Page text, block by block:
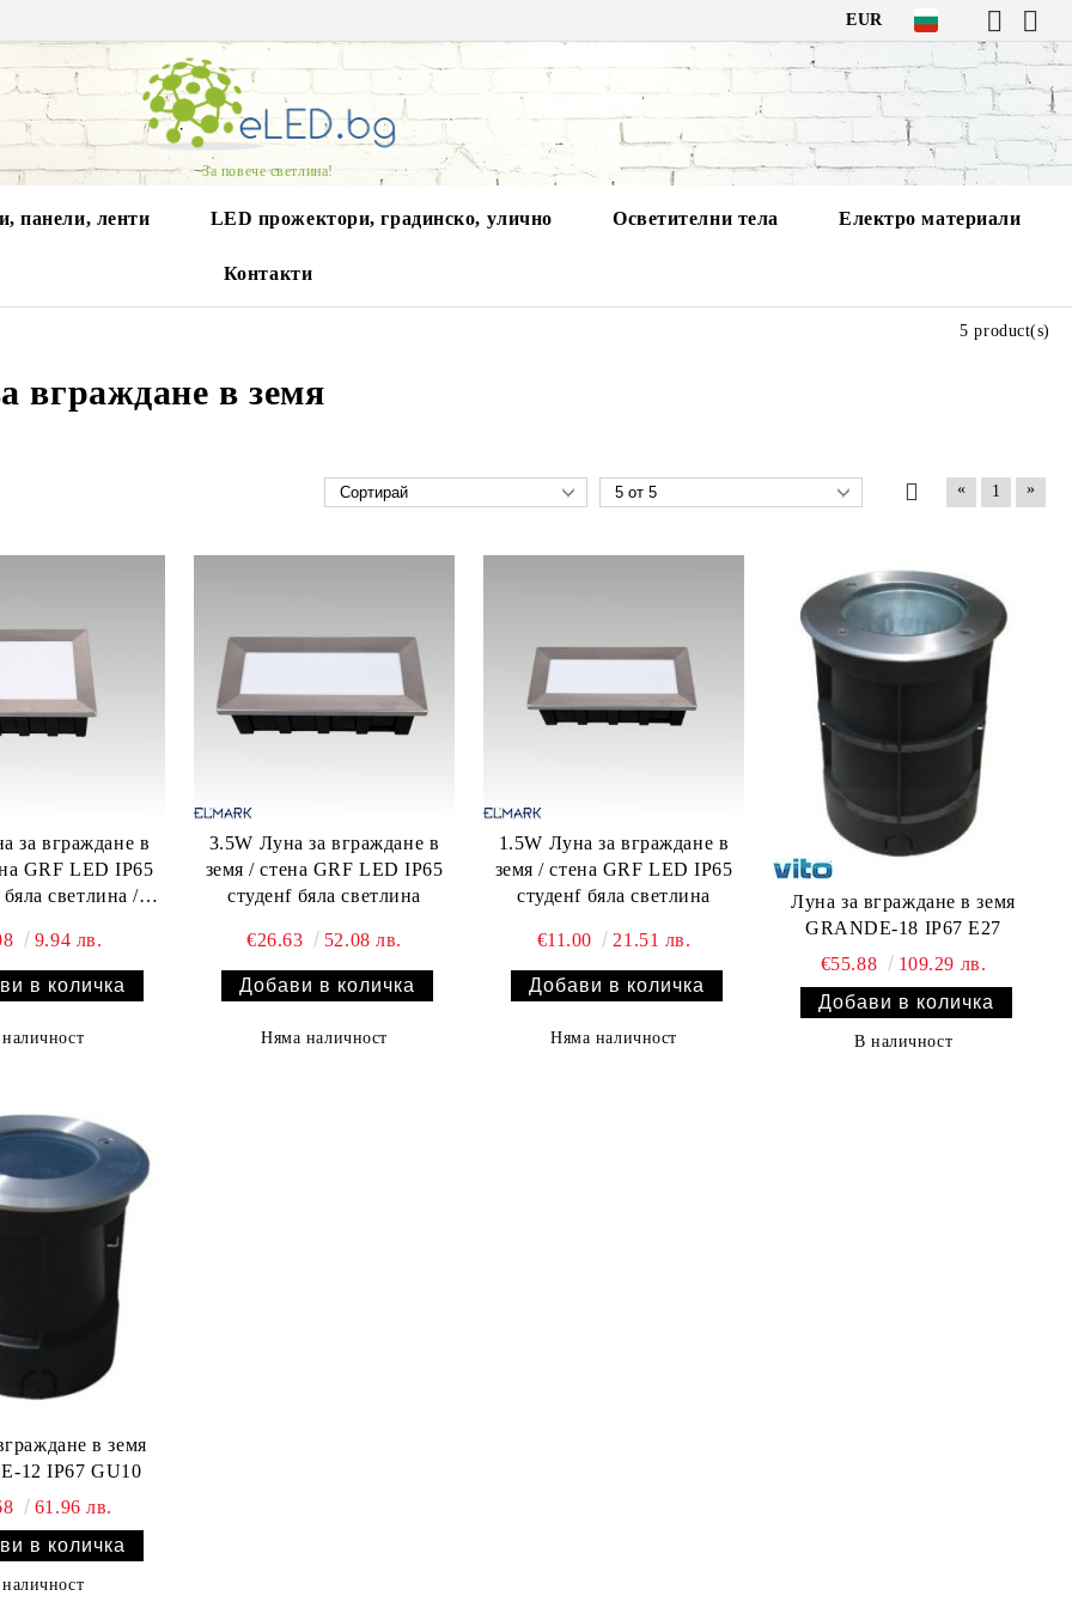
EUR
За повече светлина!
панели, ленти LED прожектори, градинско, улично Осветителни тела Електро материали
Контакти
вграждане в земя
5 product(s)
« 1 »
за вграждане в
GRF LED IP65
бяла светлина /
9.94 лв.
3.5W Луна за вграждане в
земя / стена GRF LED IP65
студенf бяла светлина
€26.63 52.08 лв.
Няма наличност
1.5W Луна за вграждане в
земя / стена GRF LED IP65
студенf бяла светлина
€11.00 21.51 лв.
Няма наличност
Луна за вграждане в земя
GRANDE-18 IP67 E27
€55.88
109.29 лв.
В наличност
в земя
12 IP67 GU10
61.96 лв.